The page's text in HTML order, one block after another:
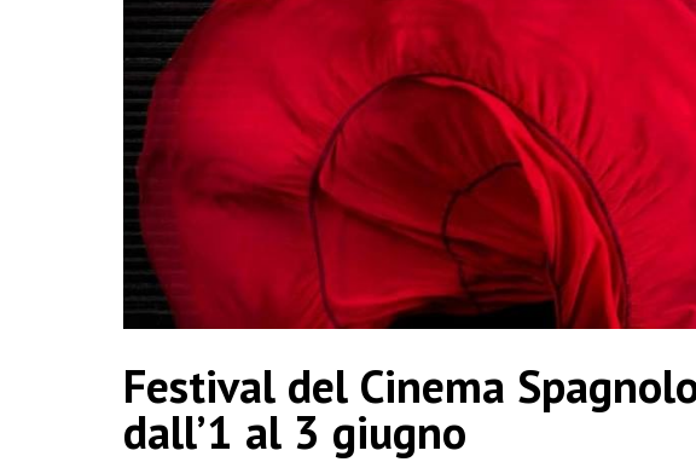
Festival del Cinema
dall’1 al 3 giugno